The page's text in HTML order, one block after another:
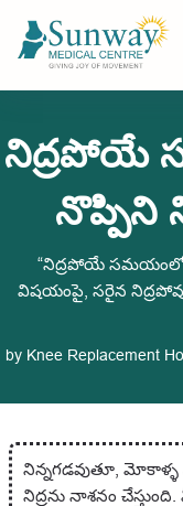
నిద్రపోయే
నొప్పిని
“నిద్రపోయే సమయంలో
విషయంపై, సరైన
byKnee Replacement
నిన్నగడవుతూ,
నిద్రను నాశనం